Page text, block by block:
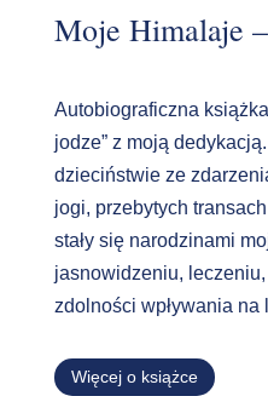
Moje Himalaje
Autobiograficzna
jodze” z moją
dzieciństwie ze
jogi, przebytych
stały się narodzinami
jasnowidzeniu, leczeniu,
zdolności wpływania
Więcej o książce